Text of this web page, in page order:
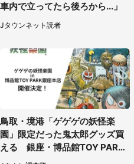
車内で立ってたら後ろから...」
Jタウンネット読者
鳥取・境港「ゲゲゲの妖怪楽
園」限定だった鬼太郎グッズ買
える 銀座・博品館TOY PARK
へ急げ【8／8～31】